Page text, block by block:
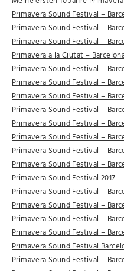
Primavera Sound Festival –
Primavera Sound Festival –
Primavera Sound Festival –
Primavera a la Ciutat –
Primavera Sound Festival –
Primavera Sound Festival –
Primavera Sound Festival –
Primavera Sound Festival –
Primavera Sound Festival –
Primavera Sound Festival –
Primavera Sound Festival –
Primavera Sound Festival –
Primavera Sound Festival 2017
Primavera Sound Festival –
Primavera Sound Festival –
Primavera Sound Festival –
Primavera Sound Festival –
Primavera Sound Festival
Primavera Sound Festival –